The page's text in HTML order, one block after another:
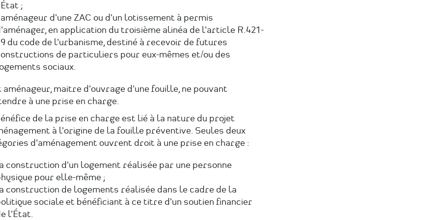
;
d'une ZAC ou d'un lotissement à permis
en application du troisième alinéa de l'article R.421-
du code de l'urbanisme, destiné à recevoir de futures
de particuliers pour eux-mêmes et/ou des
sociaux.
aménageur, maitre d'ouvrage d'une fouille, ne pouvant
à une prise en charge.
de la prise en charge est lié à la nature du projet
à l'origine de la fouille préventive. Seules deux
d'aménagement ouvrent droit à une prise en charge :
construction d'un logement réalisée par une personne
pour elle-même ;
construction de logements réalisée dans le cadre de la
sociale et bénéficiant à ce titre d'un soutien financier
l'État.